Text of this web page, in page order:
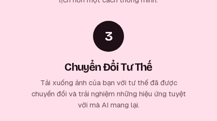
3
Chuyển Đổi Tư Thế
Tải xuống ảnh của bạn với tư thế đã được
chuyển đổi và trải nghiệm những hiệu ứng tuyệt
vời mà AI mang lại.